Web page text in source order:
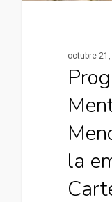
octubre
la